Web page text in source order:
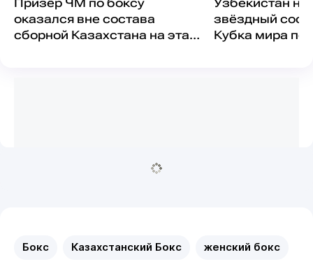
Призёр ЧМ по боксу
оказался вне состава
сборной Казахстана на этап
Узбекистан
звёздный
Кубка мира по
Бокс Казахстанский Бокс женский бокс